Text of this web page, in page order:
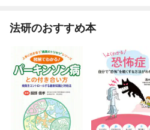
法研のおすすめ本